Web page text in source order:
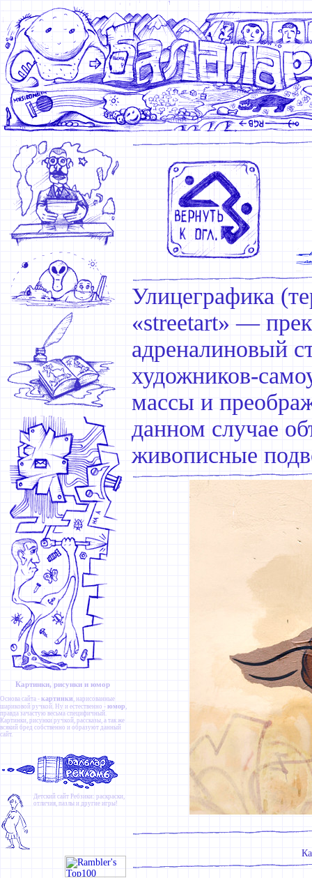
Картинки, рисунки и юмор
Основа сайта - картинки , нарисованные
шариковой ручкой. Ну и естественно - юмор ,
правда зачастую весьма специфичный.
Картинки, рисунки ручкой, рассказы, а так же
всякий бред собственно и образуют данный
сайт.
Детский сайт Ребзики: раскраски,
отличия, пазлы и другие игры!
Улицеграфика
«streetart» —
адреналиновый
художников-
массы и
данном случае
живописные